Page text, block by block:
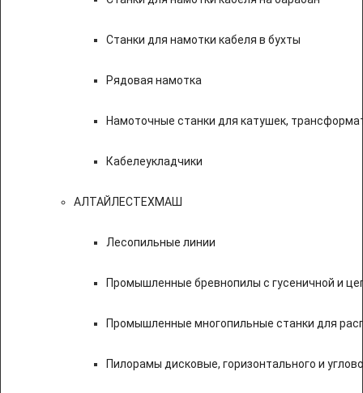
Станки для намотки кабеля в бухты
Рядовая намотка
Намоточные станки для катушек,
Кабелеукладчики
АЛТАЙЛЕСТЕХМАШ
Лесопильные линии
Промышленные бревнопилы с гусеничной и
Промышленные многопильные станки для
Пилорамы дисковые, горизонтального и